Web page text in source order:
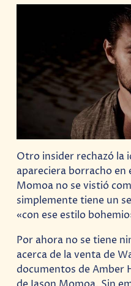
Otro insider rechazó la
apareciera borracho en
Momoa no se vistió
simplemente tiene un
«con ese estilo
Por ahora no se tiene
acerca de la venta de
documentos de Amber